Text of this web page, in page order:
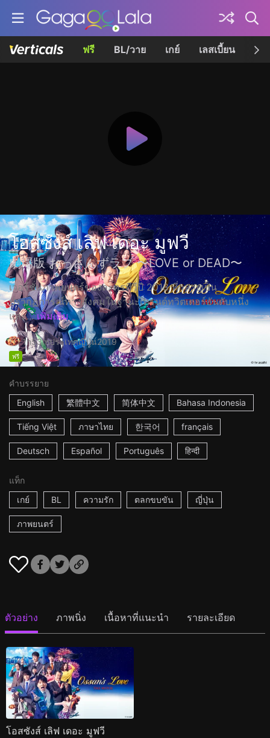
ฟรี BL/วาย เกย์ เลสเบี้ยน เค
โอสซังส์ เลิฟ เดอะ มูฟวี
劇場版 おっさんずラブ 〜LOVE or DEAD〜
เวอร์ชั่นภาพยนตร์ของละครทีวีปี 2018 ที่กลายเป็น
ปรากฏการณ์ทางสังคมในฐานะเทรนด์ทวิตเตอร์อันดับหนึ่ง
และ... เพิ่มเติม
1h53mประเทศญี่ปุ่น2019
ฟรี
คำบรรยาย
English
繁體中文 简体中文 Bahasa Indonesia
Tiếng Việt ภาษาไทย 한국어 français
Deutsch Español Português हिन्दी
แท็ก
เกย์
BL ความรัก ตลกขบขัน ญี่ปุ่น
ภาพยนตร์
ตัวอย่าง ภาพนิ่ง เนื้อหาที่แนะนำ รายละเอียด
โอสซังส์ เลิฟ เดอะ มูฟวี